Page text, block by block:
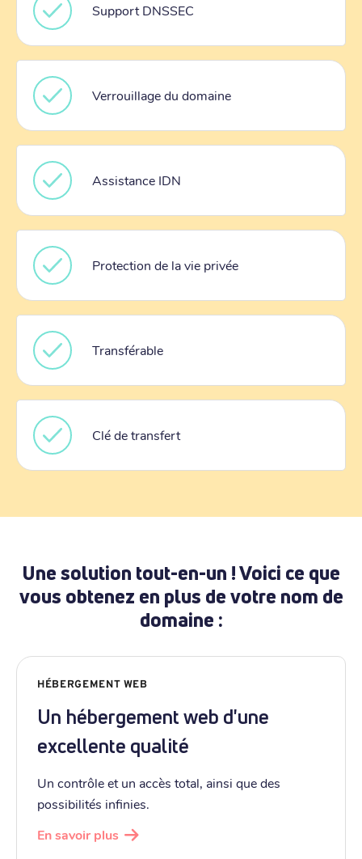
Support DNSSEC
Verrouillage du domaine
Assistance IDN
Protection de la vie privée
Transférable
Clé de transfert
Une solution tout-en-un ! Voici ce que
vous obtenez en plus de votre nom de
domaine :
HÉBERGEMENT WEB
Un hébergement web d'une
excellente qualité
Un contrôle et un accès total, ainsi que des
possibilités infinies.
En savoir plus